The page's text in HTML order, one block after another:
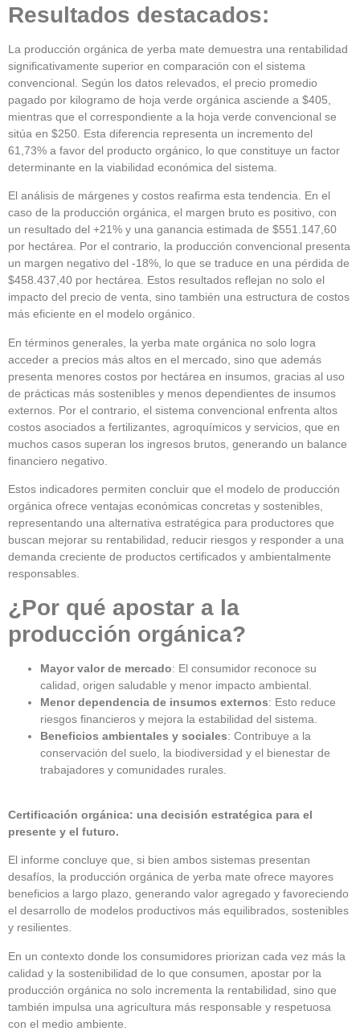
Resultados destacados:
La producción orgánica de yerba mate demuestra una rentabilidad
significativamente superior en comparación con el sistema
convencional. Según los datos relevados, el precio promedio
pagado por kilogramo de hoja verde orgánica asciende a $405,
mientras que el correspondiente a la hoja verde convencional se
sitúa en $250. Esta diferencia representa un incremento del
61,73% a favor del producto orgánico, lo que constituye un factor
determinante en la viabilidad económica del sistema.
El análisis de márgenes y costos reafirma esta tendencia. En el
caso de la producción orgánica, el margen bruto es positivo, con
un resultado del +21% y una ganancia estimada de $551.147,60
por hectárea. Por el contrario, la producción convencional presenta
un margen negativo del -18%, lo que se traduce en una pérdida de
$458.437,40 por hectárea. Estos resultados reflejan no solo el
impacto del precio de venta, sino también una estructura de costos
más eficiente en el modelo orgánico.
En términos generales, la yerba mate orgánica no solo logra
acceder a precios más altos en el mercado, sino que además
presenta menores costos por hectárea en insumos, gracias al uso
de prácticas más sostenibles y menos dependientes de insumos
externos. Por el contrario, el sistema convencional enfrenta altos
costos asociados a fertilizantes, agroquímicos y servicios, que en
muchos casos superan los ingresos brutos, generando un balance
financiero negativo.
Estos indicadores permiten concluir que el modelo de producción
orgánica ofrece ventajas económicas concretas y sostenibles,
representando una alternativa estratégica para productores que
buscan mejorar su rentabilidad, reducir riesgos y responder a una
demanda creciente de productos certificados y ambientalmente
responsables.
¿Por qué apostar a la
producción orgánica?
Mayor valor de mercado: El consumidor reconoce su
calidad, origen saludable y menor impacto ambiental.
Menor dependencia de insumos externos: Esto reduce
riesgos financieros y mejora la estabilidad del sistema.
Beneficios ambientales y sociales: Contribuye a la
conservación del suelo, la biodiversidad y el bienestar de
trabajadores y comunidades rurales.
Certificación orgánica: una decisión estratégica para el
presente y el futuro.
El informe concluye que, si bien ambos sistemas presentan
desafíos, la producción orgánica de yerba mate ofrece mayores
beneficios a largo plazo, generando valor agregado y favoreciendo
el desarrollo de modelos productivos más equilibrados, sostenibles
y resilientes.
En un contexto donde los consumidores priorizan cada vez más la
calidad y la sostenibilidad de lo que consumen, apostar por la
producción orgánica no solo incrementa la rentabilidad, sino que
también impulsa una agricultura más responsable y respetuosa
con el medio ambiente.